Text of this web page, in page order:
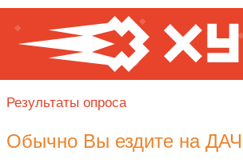
Результаты опроса
Обычно Вы ездите на